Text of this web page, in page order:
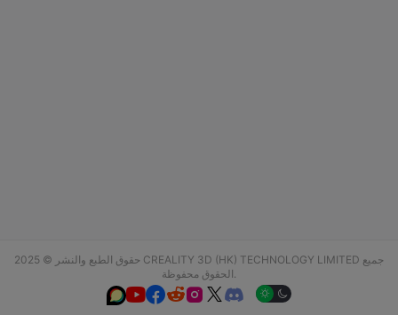
حقوق الطبع والنشر © 2025 CREALITY 3D (HK) TECHNOLOGY LIMITED جميع
الحقوق محفوظة.
  